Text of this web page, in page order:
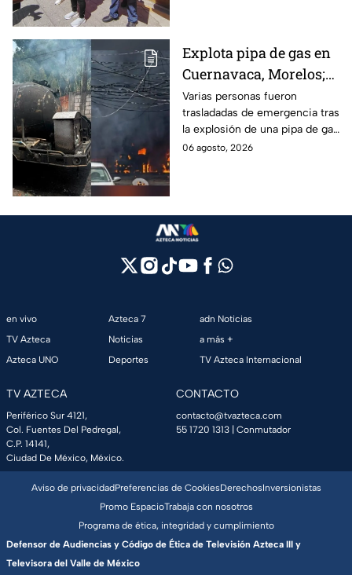
Explota pipa de gas en
Cuernavaca, Morelos;
se reportan más de 20
personas con
quemaduras
Varias personas fueron
trasladadas de emergencia tras
la explosión de una pipa de gas
cerca de la colonia Las
06 agosto, 2026
en vivo
TV Azteca
Azteca UNO
Azteca 7
Noticias
Deportes
adn Noticias
a más +
TV Azteca Internacional
TV AZTECA
Periférico Sur 4121,
Col. Fuentes Del Pedregal,
C.P. 14141,
Ciudad De México, México.
CONTACTO
contacto@tvazteca.com
55 1720 1313 | Conmutador
Aviso de privacidadPreferencias de CookiesDerechosInversionistas
Promo EspacioTrabaja con nosotros
Programa de ética, integridad y cumplimiento
Defensor de Audiencias y Código de Ética de Televisión Azteca III y
Televisora del Valle de México